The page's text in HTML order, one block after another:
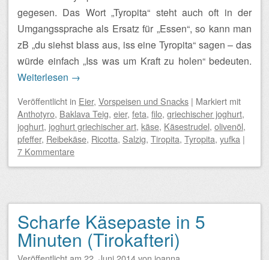
gegesen. Das Wort „Tyropita“ steht auch oft in der
Umgangssprache als Ersatz für „Essen“, so kann man
zB „du siehst blass aus, iss eine Tyropita“ sagen – das
würde einfach „Iss was um Kraft zu holen“ bedeuten.
Weiterlesen →
Veröffentlicht in Eier, Vorspeisen und Snacks | Markiert mit
Anthotyro, Baklava Teig, eier, feta, filo, griechischer joghurt,
joghurt, joghurt griechischer art, käse, Käsestrudel, olivenöl,
pfeffer, Reibekäse, Ricotta, Salzig, Tiropita, Tyropita, yufka |
7 Kommentare
Scharfe Käsepaste in 5
Minuten (Tirokafteri)